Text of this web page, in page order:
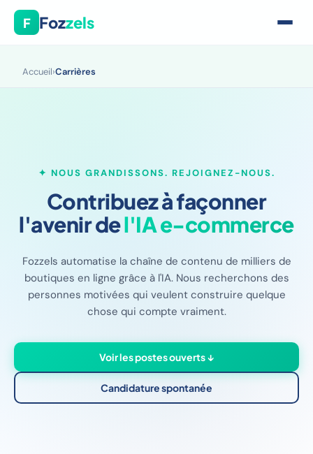
F Fozzels
Accueil›Carrières
✦ NOUS GRANDISSONS. REJOIGNEZ-NOUS.
Contribuez à façonner
l'avenir del'IA e-commerce
Fozzels automatise la chaîne de contenu de milliers de
boutiques en ligne grâce à l'IA. Nous recherchons des
personnes motivées qui veulent construire quelque
chose qui compte vraiment.
Voir les postes ouverts ↓
Candidature spontanée